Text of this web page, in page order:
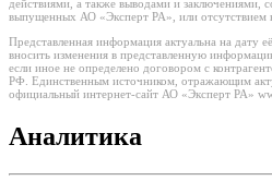
действиями, а также выводами и заключениями,
выпущенных АО «Эксперт РА», или отсутствием
Представленная информация актуальна на дату
вносить изменения в представленную
если иное не определено договором с
РФ. Единственным источником, отражающим
официальный интернет-сайт АО «Эксперт РА»
Аналитика